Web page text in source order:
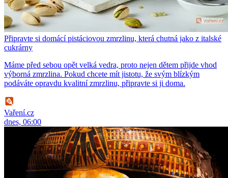
Připravte si domácí pistáciovou zmrzlinu, která chutná jako z italské
cukrárny
Máme před sebou opět velká vedra, proto nejen dětem přijde vhod
výborná zmrzlina. Pokud chcete mít jistotu, že svým blízkým
podáváte opravdu kvalitní zmrzlinu, připravte si ji doma.
Vaření.cz
dnes, 06:00